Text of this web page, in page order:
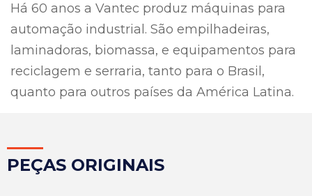
Há 60 anos a Vantec produz máquinas para
automação industrial. São empilhadeiras,
laminadoras, biomassa, e equipamentos para
reciclagem e serraria, tanto para o Brasil,
quanto para outros países da América Latina.
PEÇAS ORIGINAIS